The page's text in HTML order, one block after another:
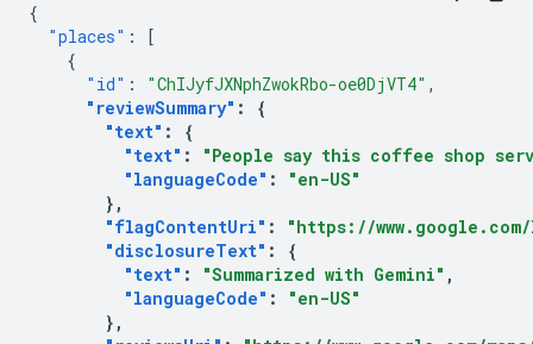
{
"places" :
[
{
"id" : "ChIJyfJXNphZwokRbo-oe0DjVT4" ,
"reviewSummary" :
{
"text" :
{
"text" :
"People say this coffee shop
"languageCode" :
"en-US"
},
"flagContentUri" :
"https://www.google.com/
"disclosureText" :
{
"text" : "Summarized with Gemini" ,
"languageCode" :
"en-US"
},